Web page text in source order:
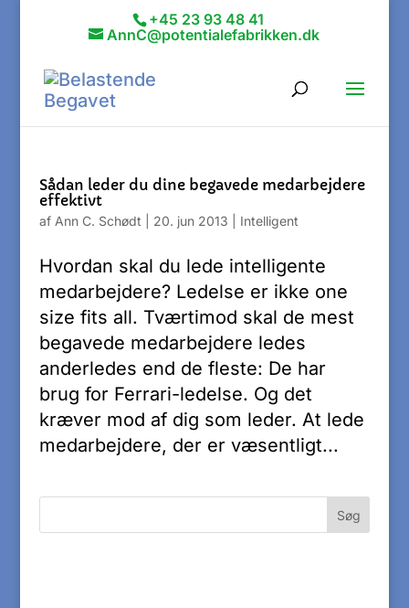
+45 23 93 48 41
AnnC@potentialefabrikken.dk
Sådan leder du dine begavede medarbejdere
effektivt
af Ann C. Schødt 20. jun 2013 Intelligent
Hvordan skal du lede intelligente
medarbejdere? Ledelse er ikke one
size fits all. Tværtimod skal de mest
begavede medarbejdere ledes
anderledes end de fleste: De har
brug for Ferrari-ledelse. Og det
kræver mod af dig som leder. At lede
medarbejdere, der er væsentligt...